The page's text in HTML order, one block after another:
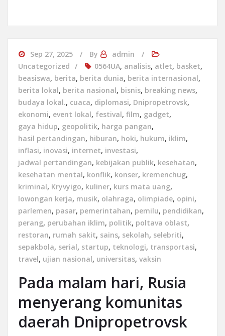
Sep 27, 2025 By
admin
Uncategorized
0564UA, analisis, atlet, basket,
beasiswa, berita, berita dunia, berita internasional,
berita lokal, berita nasional, bisnis, breaking news,
budaya lokal., cuaca, diplomasi, Dnipropetrovsk,
ekonomi, event lokal, festival, film, gadget,
gaya hidup, geopolitik, harga pangan,
hasil pertandingan, hiburan, hoki, hukum, iklim,
inflasi, inovasi, internet, investasi,
jadwal pertandingan, kebijakan publik, kesehatan,
kesehatan mental, konflik, konser, kremenchug,
kriminal, Kryvyigo, kuliner, kurs mata uang,
lowongan kerja, musik, olahraga, olimpiade, opini,
parlemen, pasar, pemerintahan, pemilu, pendidikan,
perang, perubahan iklim, politik, poltava oblast,
restoran, rumah sakit, sains, sekolah, selebriti,
sepakbola, serial, startup, teknologi, transportasi,
travel, ujian nasional, universitas, vaksin
Pada malam hari, Rusia
menyerang komunitas
daerah Dnipropetrovsk